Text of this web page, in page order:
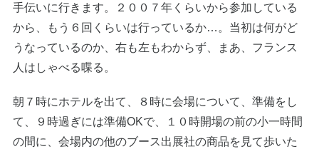
手伝いに行きます。２００７年くらいから参加している
から、もう６回くらいは行っているか…。当初は何がど
うなっているのか、右も左もわからず、まあ、フランス
人はしゃべる喋る。
朝７時にホテルを出て、８時に会場について、準備をし
て、９時過ぎには準備OKで、１０時開場の前の小一時間
の間に、会場内の他のブース出展社の商品を見て歩いた